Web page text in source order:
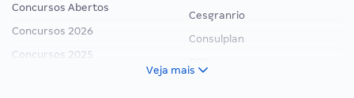
Concursos Abertos
Concursos 2026
Concursos 2025
Cesgranrio
Consulplan
Veja mais